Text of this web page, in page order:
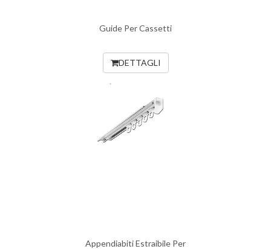
Guide Per Cassetti
DETTAGLI
Appendiabiti Estraibile Per